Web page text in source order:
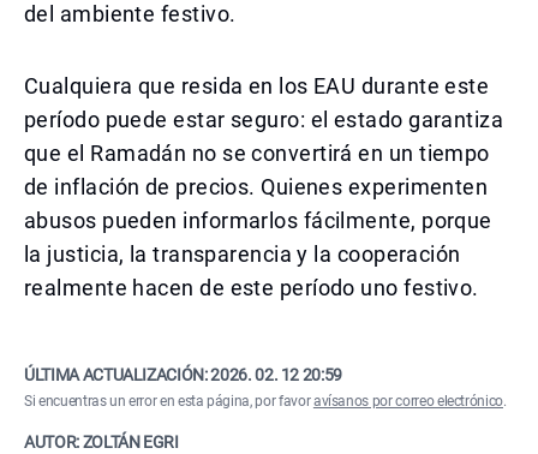
del ambiente festivo.
Cualquiera que resida en los EAU durante este
período puede estar seguro: el estado garantiza
que el Ramadán no se convertirá en un tiempo
de inflación de precios. Quienes experimenten
abusos pueden informarlos fácilmente, porque
la justicia, la transparencia y la cooperación
realmente hacen de este período uno festivo.
ÚLTIMA ACTUALIZACIÓN:2026. 02. 12 20:59
Si encuentras un error en esta página, por favoravísanos por correo electrónico.
AUTOR: ZOLTÁN EGRI